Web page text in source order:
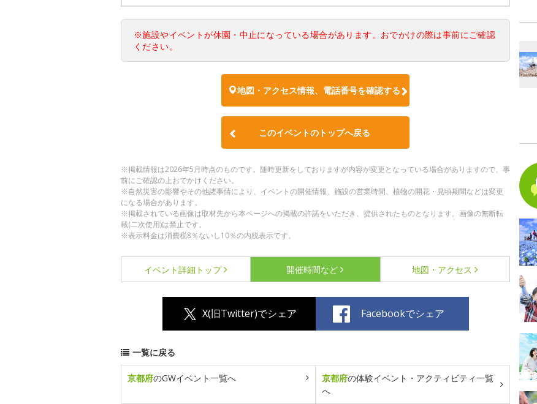
※施設やイベントが休園・中止になっている場合があります。おでかけの際は事前にご確認
ください。
地図・アクセス情報、電話番号を確認する
このイベントのトップへ戻る
※掲載情報は2026年5月時点のものです。随時更新をしておりますが内容が変更となっている場合がありますので、事
前にご確認の上おでかけください。
※自然災害の影響やその他諸事情により、イベントの開催情報、施設の営業時間、植物の開花・見頃期間などは変更
になる場合があります。
※掲載されている画像は取材先から本ページへの掲載の許諾をいただき、提供されたものとなります。画像の無断転
載(二次使用)は禁止です。
※表示料金は消費税8％ないし10％の内税表示です。
イベント詳細 トップ 開催時間など 地図・アクセス
X(旧Twitter)でシェア Facebookでシェア
一覧に戻る
京都府のGWイベント一覧へ 京都府の体験イベント・アクティビティ一覧
へ